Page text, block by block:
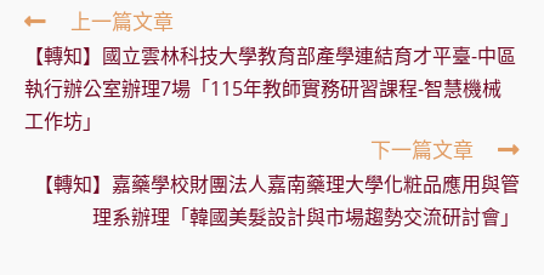
Read
more
articles
上一篇文章
【轉知】國立雲林科技大學教育部產學連結育才平臺-中區
執行辦公室辦理7場「115年教師實務研習課程-智慧機械
工作坊」
下一篇文章
【轉知】嘉藥學校財團法人嘉南藥理大學化粧品應用與管
理系辦理「韓國美髮設計與市場趨勢交流研討會」